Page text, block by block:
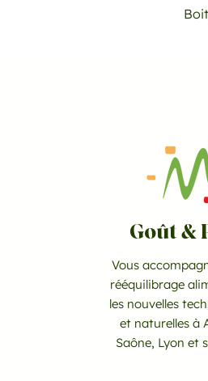
Goût &
Vous
rééquilibrage
les nouvelles
et naturelles à
Saône, Lyon et